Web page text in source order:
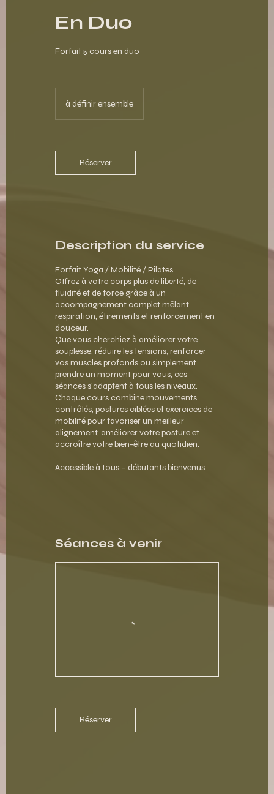
En Duo
Forfait 5 cours en duo
à définir ensemble
Réserver
Description du service
Forfait Yoga / Mobilité / Pilates
Offrez à votre corps plus de liberté, de
fluidité et de force grâce à un
accompagnement complet mêlant
respiration, étirements et renforcement en
douceur.
Que vous cherchiez à améliorer votre
souplesse, réduire les tensions, renforcer
vos muscles profonds ou simplement
prendre un moment pour vous, ces
séances s’adaptent à tous les niveaux.
Chaque cours combine mouvements
contrôlés, postures ciblées et exercices de
mobilité pour favoriser un meilleur
alignement, améliorer votre posture et
accroître votre bien-être au quotidien.
Accessible à tous – débutants bienvenus.
Séances à venir
Réserver